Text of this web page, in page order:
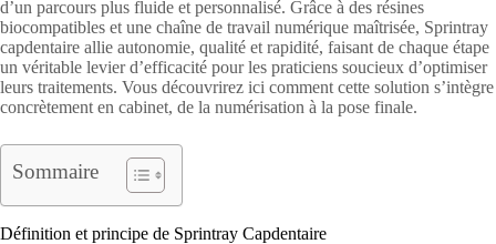
d’un parcours plus fluide et personnalisé. Grâce à des résines
biocompatibles et une chaîne de travail numérique maîtrisée, Sprintray
capdentaire allie autonomie, qualité et rapidité, faisant de chaque étape
un véritable levier d’efficacité pour les praticiens soucieux d’optimiser
leurs traitements. Vous découvrirez ici comment cette solution s’intègre
concrètement en cabinet, de la numérisation à la pose finale.
Sommaire
Définition et principe de Sprintray Capdentaire